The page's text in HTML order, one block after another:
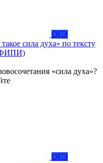
ОГЭ
сила духа» по тексту
ФИПИ)
«сила духа»?
ОГЭ